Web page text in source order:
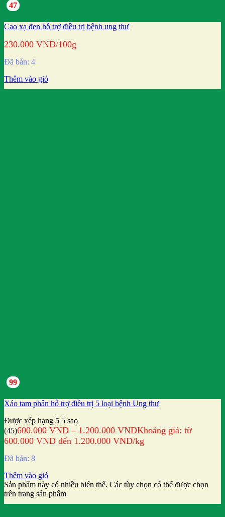
47
Cao xạ đen hỗ trợ điều trị bệnh ung thư
230.000 VND/100g
Đã bán: 4
Thêm vào giỏ
99
Xáo tam phân hỗ trợ điều trị 5 loại bệnh Ung thư
Được xếp hạng 5 5 sao
(45)600.000 VND – 1.200.000 VNDKhoảng giá: từ
600.000 VND đến 1.200.000 VND/kg
Đã bán: 8
Thêm vào giỏ
Sản phẩm này có nhiều biến thể. Các tùy chọn có thể được chọn
trên trang sản phẩm